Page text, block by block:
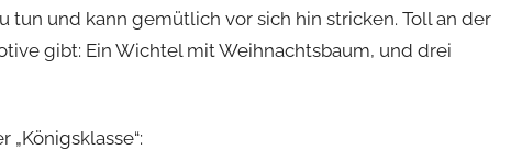
tun und kann gemütlich vor sich hin stricken. Toll an der
gibt: Ein Wichtel mit Weihnachtsbaum, und drei